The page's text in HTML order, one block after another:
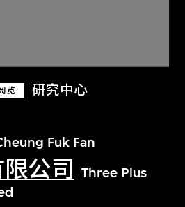
览 研究中心
Fuk Fan
公司
Three Plus
十及二十一世纪视觉